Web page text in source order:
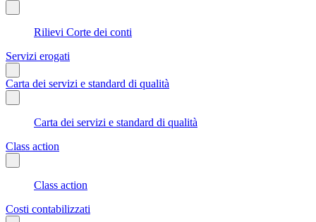
Rilievi Corte dei conti
Servizi erogati
Carta dei servizi e standard di qualità
Carta dei servizi e standard di qualità
Class action
Class action
Costi contabilizzati